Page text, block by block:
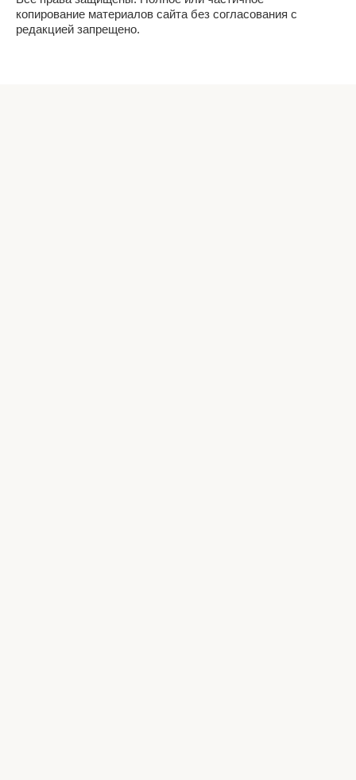
копирование материалов сайта без согласования с
редакцией запрещено.